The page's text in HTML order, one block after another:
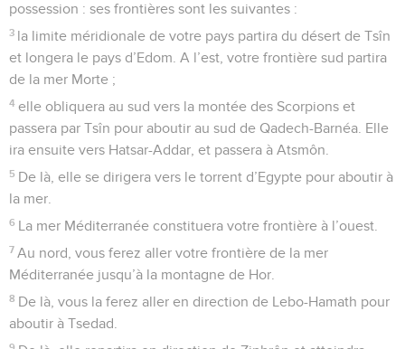
possession : ses frontières sont les suivantes :
3 la limite méridionale de votre pays partira du désert de Tsîn
et longera le pays d’Edom. A l’est, votre frontière sud partira
de la mer Morte ;
4 elle obliquera au sud vers la montée des Scorpions et
passera par Tsîn pour aboutir au sud de Qadech-Barnéa. Elle
ira ensuite vers Hatsar-Addar, et passera à Atsmôn.
5 De là, elle se dirigera vers le torrent d’Egypte pour aboutir à
la mer.
6 La mer Méditerranée constituera votre frontière à l’ouest.
7 Au nord, vous ferez aller votre frontière de la mer
Méditerranée jusqu’à la montagne de Hor.
8 De là, vous la ferez aller en direction de Lebo-Hamath pour
aboutir à Tsedad.
9